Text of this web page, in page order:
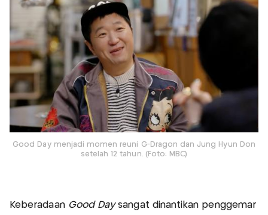
Good Day menjadi momen reuni G-Dragon dan Jung Hyun Don
setelah 12 tahun. (Foto: MBC)
KeberadaanGood Daysangat dinantikan penggemar